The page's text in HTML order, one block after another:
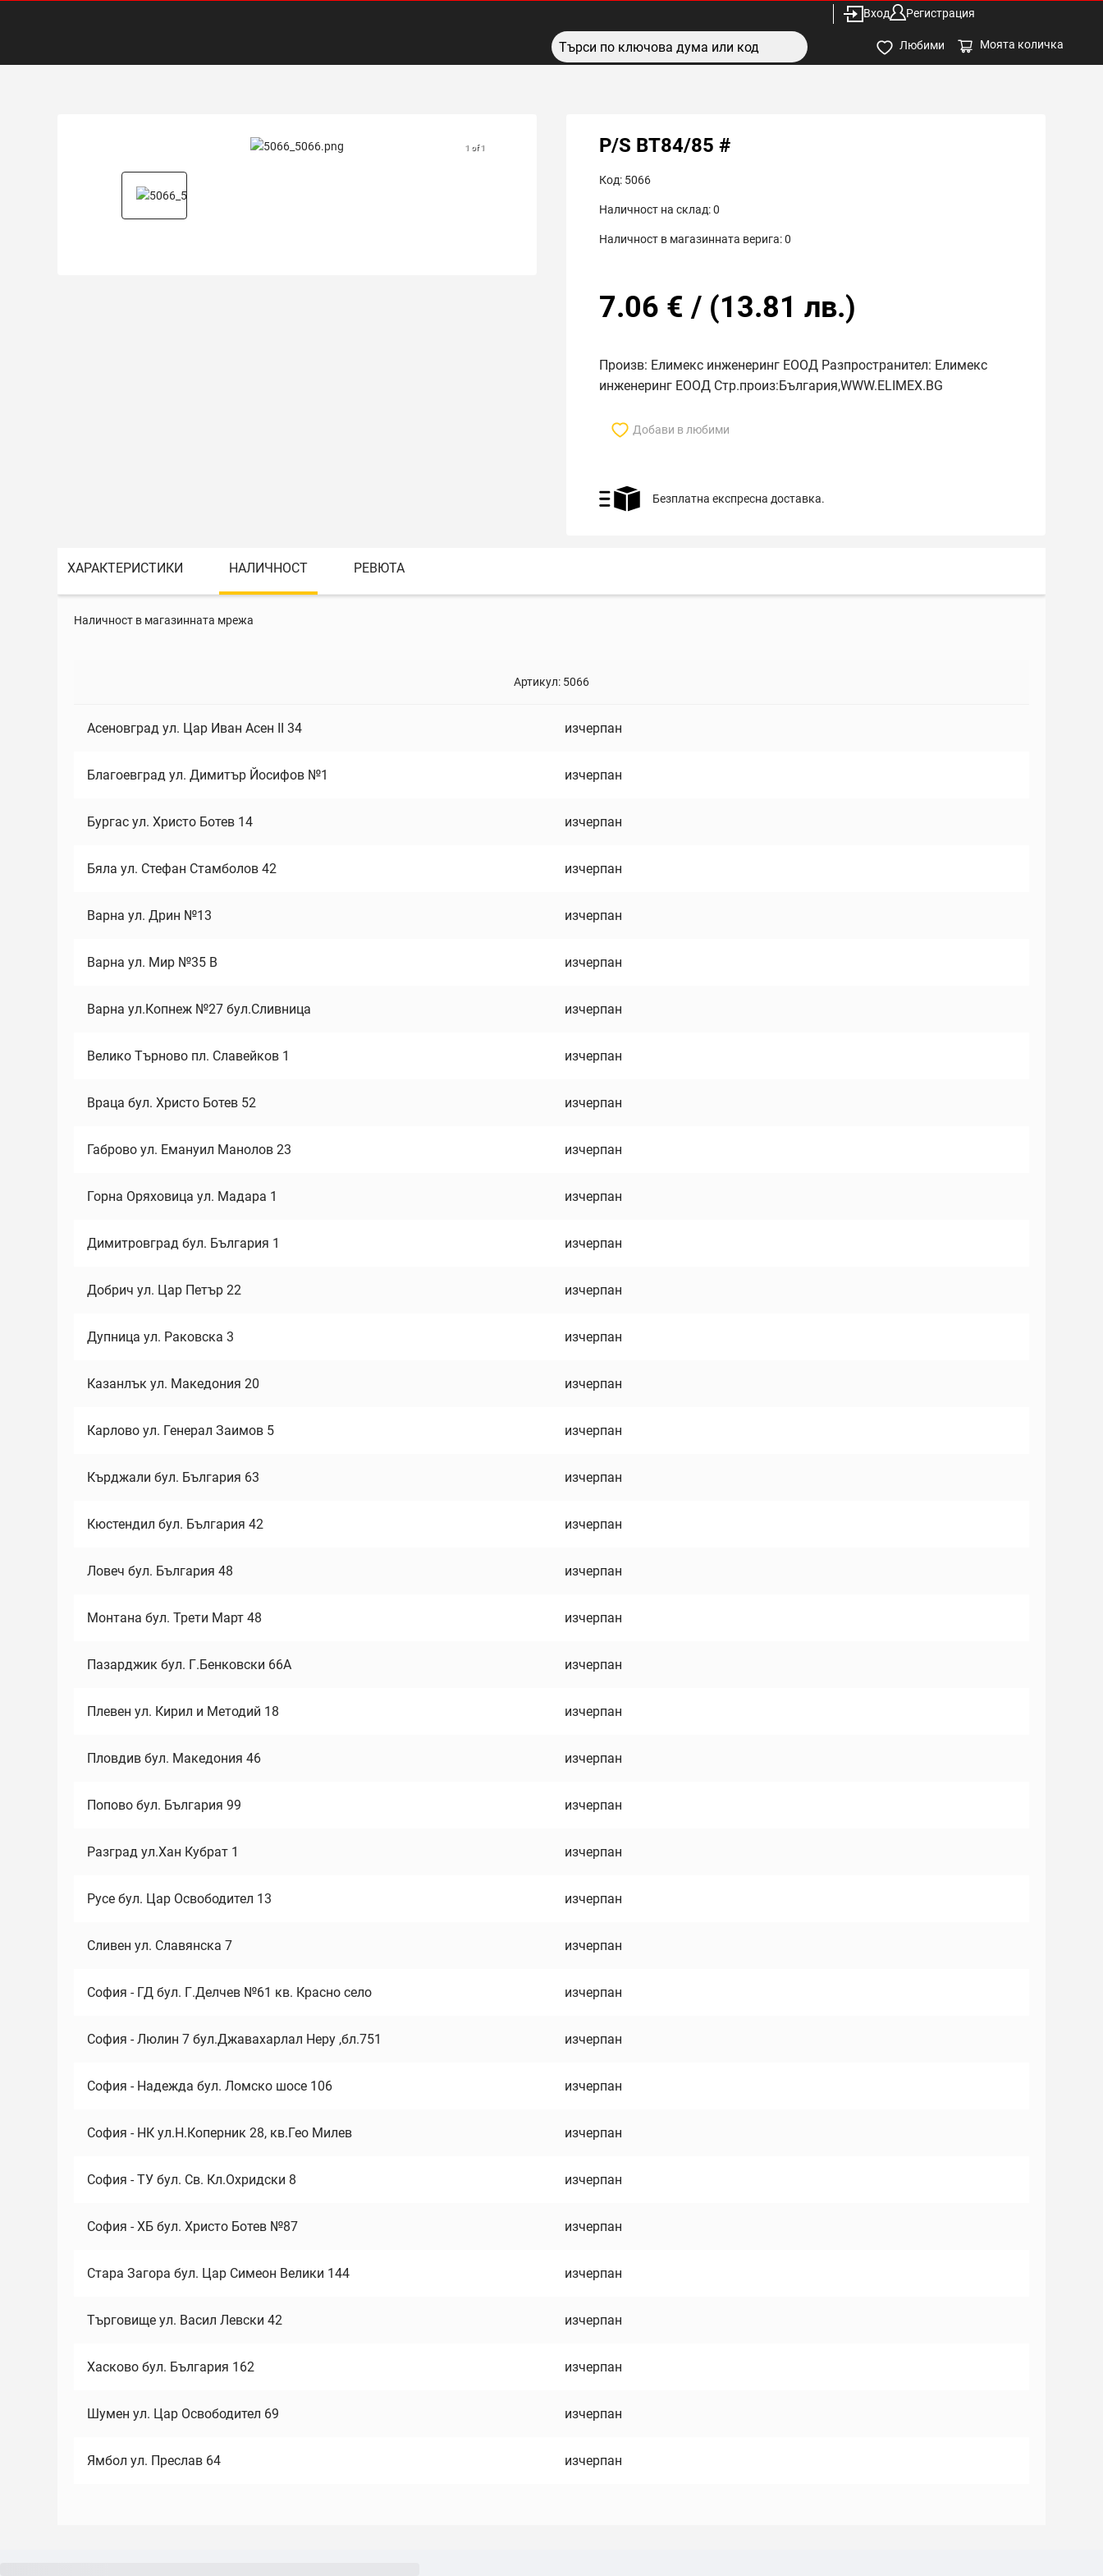
Вход Регистрация
Любими Моята количка
1 of 1 P/S ВТ84/85 #
Код: 5066
Наличност на склад:0
Наличност в магазинната верига:0
7.06 € / (13.81 лв.)
Произв: Елимекс инженеринг ЕООД Разпространител: Елимекс
инженеринг ЕООД Стр.произ:България,WWW.ELIMEX.BG
Добави в любими
Безплатна експресна доставка.
ХАРАКТЕРИСТИКИ НАЛИЧНОСТ РЕВЮТА
Наличност в магазинната мрежа
Артикул: 5066
Асеновград ул. Цар Иван Асен II 34 изчерпан
Благоевград ул. Димитър Йосифов №1 изчерпан
Бургас ул. Христо Ботев 14 изчерпан
Бяла ул. Стефан Стамболов 42 изчерпан
Варна ул. Дрин №13 изчерпан
Варна ул. Мир №35 В изчерпан
Варна ул.Копнеж №27 бул.Сливница изчерпан
Велико Търново пл. Славейков 1 изчерпан
Враца бул. Христо Ботев 52 изчерпан
Габрово ул. Емануил Манолов 23 изчерпан
Горна Оряховица ул. Мадара 1 изчерпан
Димитровград бул. България 1 изчерпан
Добрич ул. Цар Петър 22 изчерпан
Дупница ул. Раковска 3 изчерпан
Казанлък ул. Македония 20 изчерпан
Карлово ул. Генерал Заимов 5 изчерпан
Кърджали бул. България 63 изчерпан
Кюстендил бул. България 42 изчерпан
Ловеч бул. България 48 изчерпан
Монтана бул. Трети Март 48 изчерпан
Пазарджик бул. Г.Бенковски 66А изчерпан
Плевен ул. Кирил и Методий 18 изчерпан
Пловдив бул. Македония 46 изчерпан
Попово бул. България 99 изчерпан
Разград ул.Хан Кубрат 1 изчерпан
Русе бул. Цар Освободител 13 изчерпан
Сливен ул. Славянска 7 изчерпан
София - ГД бул. Г.Делчев №61 кв. Красно село изчерпан
София - Люлин 7 бул.Джавахарлал Неру ,бл.751 изчерпан
София - Надежда бул. Ломско шосе 106 изчерпан
София - НК ул.Н.Коперник 28, кв.Гео Милев изчерпан
София - ТУ бул. Св. Кл.Охридски 8 изчерпан
София - ХБ бул. Христо Ботев №87 изчерпан
Стара Загора бул. Цар Симеон Велики 144 изчерпан
Търговище ул. Васил Левски 42 изчерпан
Хасково бул. България 162 изчерпан
Шумен ул. Цар Освободител 69 изчерпан
Ямбол ул. Преслав 64 изчерпан